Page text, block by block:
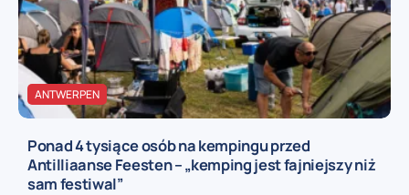
ANTWERPEN
Ponad 4 tysiące osób na kempingu przed
Antilliaanse Feesten – „kemping jest fajniejszy niż
sam festiwal”